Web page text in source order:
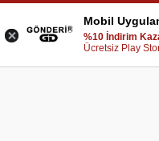
Mobil
%10 İndirim
Ücretsiz Play